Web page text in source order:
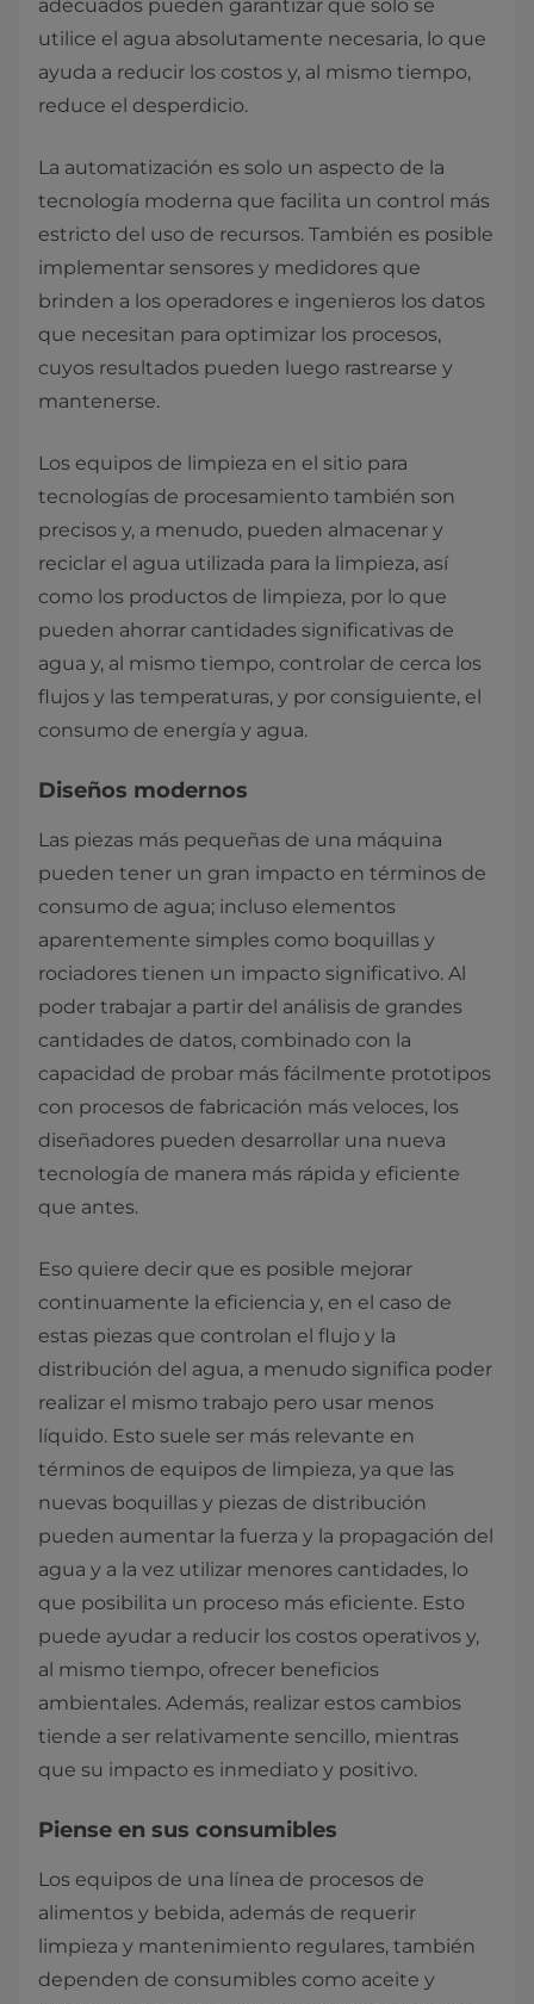
adecuados pueden garantizar que solo se
utilice el agua absolutamente necesaria, lo que
ayuda a reducir los costos y, al mismo tiempo,
reduce el desperdicio.
La automatización es solo un aspecto de la
tecnología moderna que facilita un control más
estricto del uso de recursos. También es posible
implementar sensores y medidores que
brinden a los operadores e ingenieros los datos
que necesitan para optimizar los procesos,
cuyos resultados pueden luego rastrearse y
mantenerse.
Los equipos de limpieza en el sitio para
tecnologías de procesamiento también son
precisos y, a menudo, pueden almacenar y
reciclar el agua utilizada para la limpieza, así
como los productos de limpieza, por lo que
pueden ahorrar cantidades significativas de
agua y, al mismo tiempo, controlar de cerca los
flujos y las temperaturas, y por consiguiente, el
consumo de energía y agua.
Diseños modernos
Las piezas más pequeñas de una máquina
pueden tener un gran impacto en términos de
consumo de agua; incluso elementos
aparentemente simples como boquillas y
rociadores tienen un impacto significativo. Al
poder trabajar a partir del análisis de grandes
cantidades de datos, combinado con la
capacidad de probar más fácilmente prototipos
con procesos de fabricación más veloces, los
diseñadores pueden desarrollar una nueva
tecnología de manera más rápida y eficiente
que antes.
Eso quiere decir que es posible mejorar
continuamente la eficiencia y, en el caso de
estas piezas que controlan el flujo y la
distribución del agua, a menudo significa poder
realizar el mismo trabajo pero usar menos
líquido. Esto suele ser más relevante en
términos de equipos de limpieza, ya que las
nuevas boquillas y piezas de distribución
pueden aumentar la fuerza y la propagación del
agua y a la vez utilizar menores cantidades, lo
que posibilita un proceso más eficiente. Esto
puede ayudar a reducir los costos operativos y,
al mismo tiempo, ofrecer beneficios
ambientales. Además, realizar estos cambios
tiende a ser relativamente sencillo, mientras
que su impacto es inmediato y positivo.
Piense en sus consumibles
Los equipos de una línea de procesos de
alimentos y bebida, además de requerir
limpieza y mantenimiento regulares, también
dependen de consumibles como aceite y